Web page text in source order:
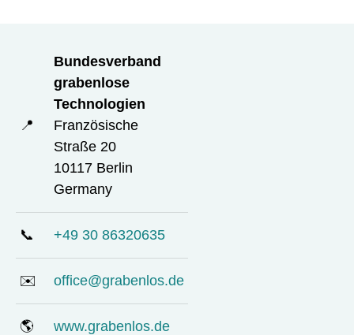
📍
Bundesverband
grabenlose
Technologien
Französische
Straße 20
10117 Berlin
Germany
📞 +49 30 86320635
✉️ office@grabenlos.de
🌎 www.grabenlos.de